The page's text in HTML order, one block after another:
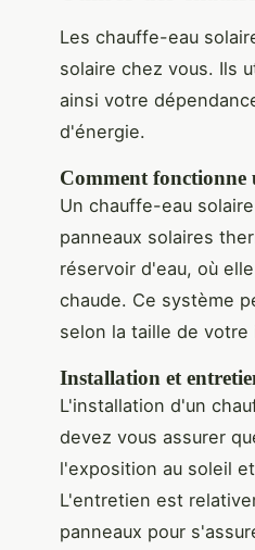
Les chauffe-eau
solaire chez vous. Ils
ainsi votre
d'énergie.
Comment fonctionne
Un chauffe-eau
panneaux solaires
réservoir d'eau, où
chaude. Ce système
selon la taille de
Installation et
L'installation d'un
devez vous assurer
l'exposition au soleil
L'entretien est
panneaux pour